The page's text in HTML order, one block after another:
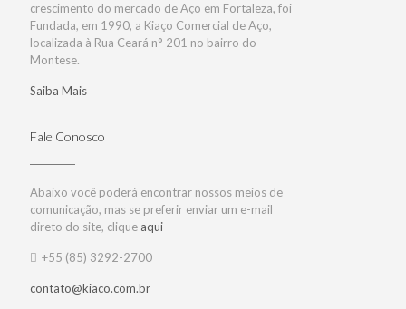
crescimento do mercado de Aço em Fortaleza, foi
Fundada, em 1990, a Kiaço Comercial de Aço,
localizada à Rua Ceará n° 201 no bairro do
Montese.
Saiba Mais
Fale Conosco
Abaixo você poderá encontrar nossos meios de
comunicação, mas se preferir enviar um e-mail
direto do site, clique aqui
+55 (85) 3292-2700
contato@kiaco.com.br